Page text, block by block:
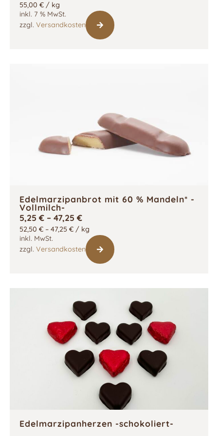
55,00 € / kg
inkl. 7 % MwSt.
zzgl. Versandkosten
Edelmarzipanbrot mit 60 % Mandeln* -
Vollmilch-
5,25 € – 47,25 €
52,50 € – 47,25 € / kg
inkl. MwSt.
zzgl. Versandkosten
Edelmarzipanherzen -schokoliert-